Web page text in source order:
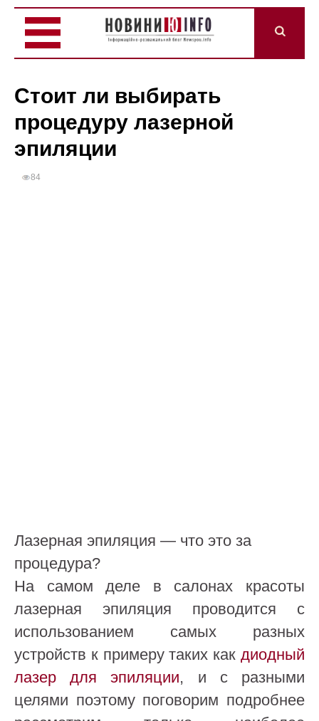
Стоит ли выбирать
процедуру лазерной
эпиляции
84
Лазерная эпиляция — что это за
процедура?
На самом деле в салонах красоты
лазерная эпиляция проводится с
использованием самых разных
устройств к примеру таких как диодный
лазер для эпиляции, и с разными
целями поэтому поговорим подробнее